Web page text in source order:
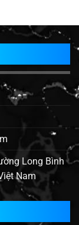
Long Bình
Nam